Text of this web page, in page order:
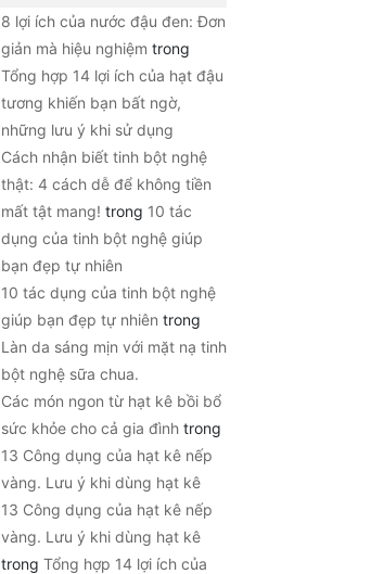
8 lợi ích của nước đậu đen: Đơn
giản mà hiệu nghiệm trong
Tổng hợp 14 lợi ích của hạt đậu
tương khiến bạn bất ngờ,
những lưu ý khi sử dụng
Cách nhận biết tinh bột nghệ
thật: 4 cách dễ để không tiền
mất tật mang! trong 10 tác
dụng của tinh bột nghệ giúp
bạn đẹp tự nhiên
10 tác dụng của tinh bột nghệ
giúp bạn đẹp tự nhiên trong
Làn da sáng mịn với mặt nạ tinh
bột nghệ sữa chua.
Các món ngon từ hạt kê bồi bổ
sức khỏe cho cả gia đình trong
13 Công dụng của hạt kê nếp
vàng. Lưu ý khi dùng hạt kê
13 Công dụng của hạt kê nếp
vàng. Lưu ý khi dùng hạt kê
trong Tổng hợp 14 lợi ích của